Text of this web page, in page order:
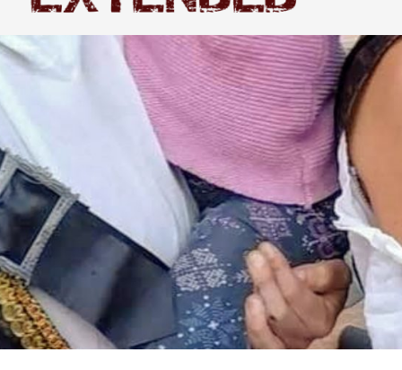
THE WORLD BEYOND US
Extended